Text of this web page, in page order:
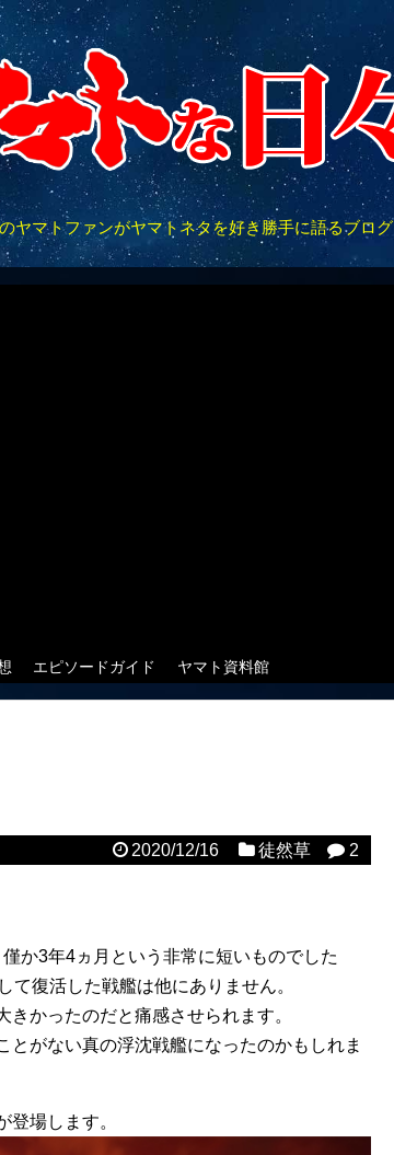
ヤマトファンがヤマトネタを好き勝手に語るブログ
エピソードガイド ヤマト資料館
2020/12/16 徒然草 2
か3年4ヵ月という非常に短いものでした
復活した戦艦は他にありません。
かったのだと痛感させられます。
がない真の浮沈戦艦になったのかもしれま
場します。